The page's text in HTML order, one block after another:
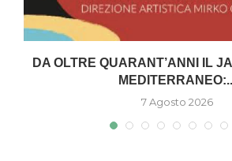
DA OLTRE QUARANT’ANNI IL
7 Agosto 2026